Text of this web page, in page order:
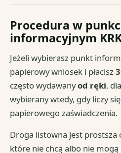
Procedura w
informacyjnym
Jeżeli wybierasz punkt
papierowy wniosek i płacisz
często wydawanyod ręki,
wybierany wtedy, gdy liczy
papierowego zaświadczenia.
Droga listowna jest prostsza
które nie chcą albo nie